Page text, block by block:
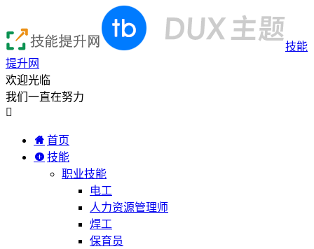
技能
提升网
欢迎光临
我们一直在努力

首页
技能
职业技能
电工
人力资源管理师
焊工
保育员